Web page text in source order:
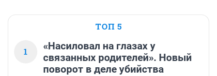
ТОП 5
1
«Насиловал на глазах у
связанных родителей». Новый
поворот в деле убийства